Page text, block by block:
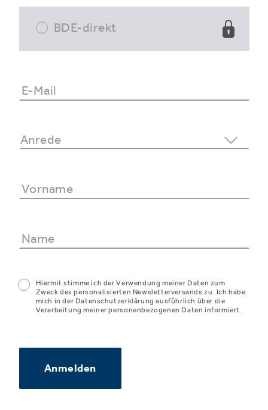
BDE-direkt
Hiermit stimme ich der Verwendung meiner Daten zum
Zweck des personalisierten Newsletterversands zu. Ich habe
mich in der Datenschutzerklärung ausführlich über die
Verarbeitung meiner personenbezogenen Daten informiert.
Anmelden